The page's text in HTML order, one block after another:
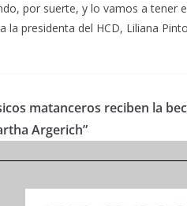
por suerte, y lo vamos a
la presidenta del HCD, Liliana
matanceros reciben la
Argerich”